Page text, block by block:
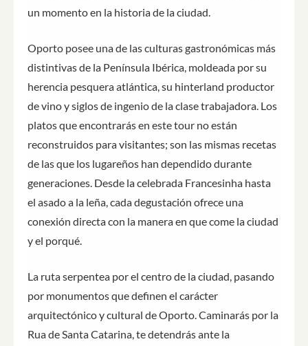
un momento en la historia de la ciudad.
Oporto posee una de las culturas gastronómicas más
distintivas de la Península Ibérica, moldeada por su
herencia pesquera atlántica, su hinterland productor
de vino y siglos de ingenio de la clase trabajadora. Los
platos que encontrarás en este tour no están
reconstruidos para visitantes; son las mismas recetas
de las que los lugareños han dependido durante
generaciones. Desde la celebrada Francesinha hasta
el asado a la leña, cada degustación ofrece una
conexión directa con la manera en que come la ciudad
y el porqué.
La ruta serpentea por el centro de la ciudad, pasando
por monumentos que definen el carácter
arquitectónico y cultural de Oporto. Caminarás por la
Rua de Santa Catarina, te detendrás ante la